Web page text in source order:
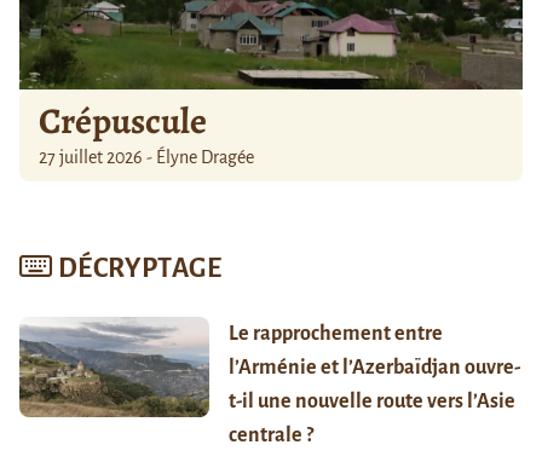
Crépuscule
27 juillet 2026 - Élyne Dragée
DÉCRYPTAGE
Le rapprochement entre
l’Arménie et l’Azerbaïdjan ouvre-
t-il une nouvelle route vers l’Asie
centrale ?